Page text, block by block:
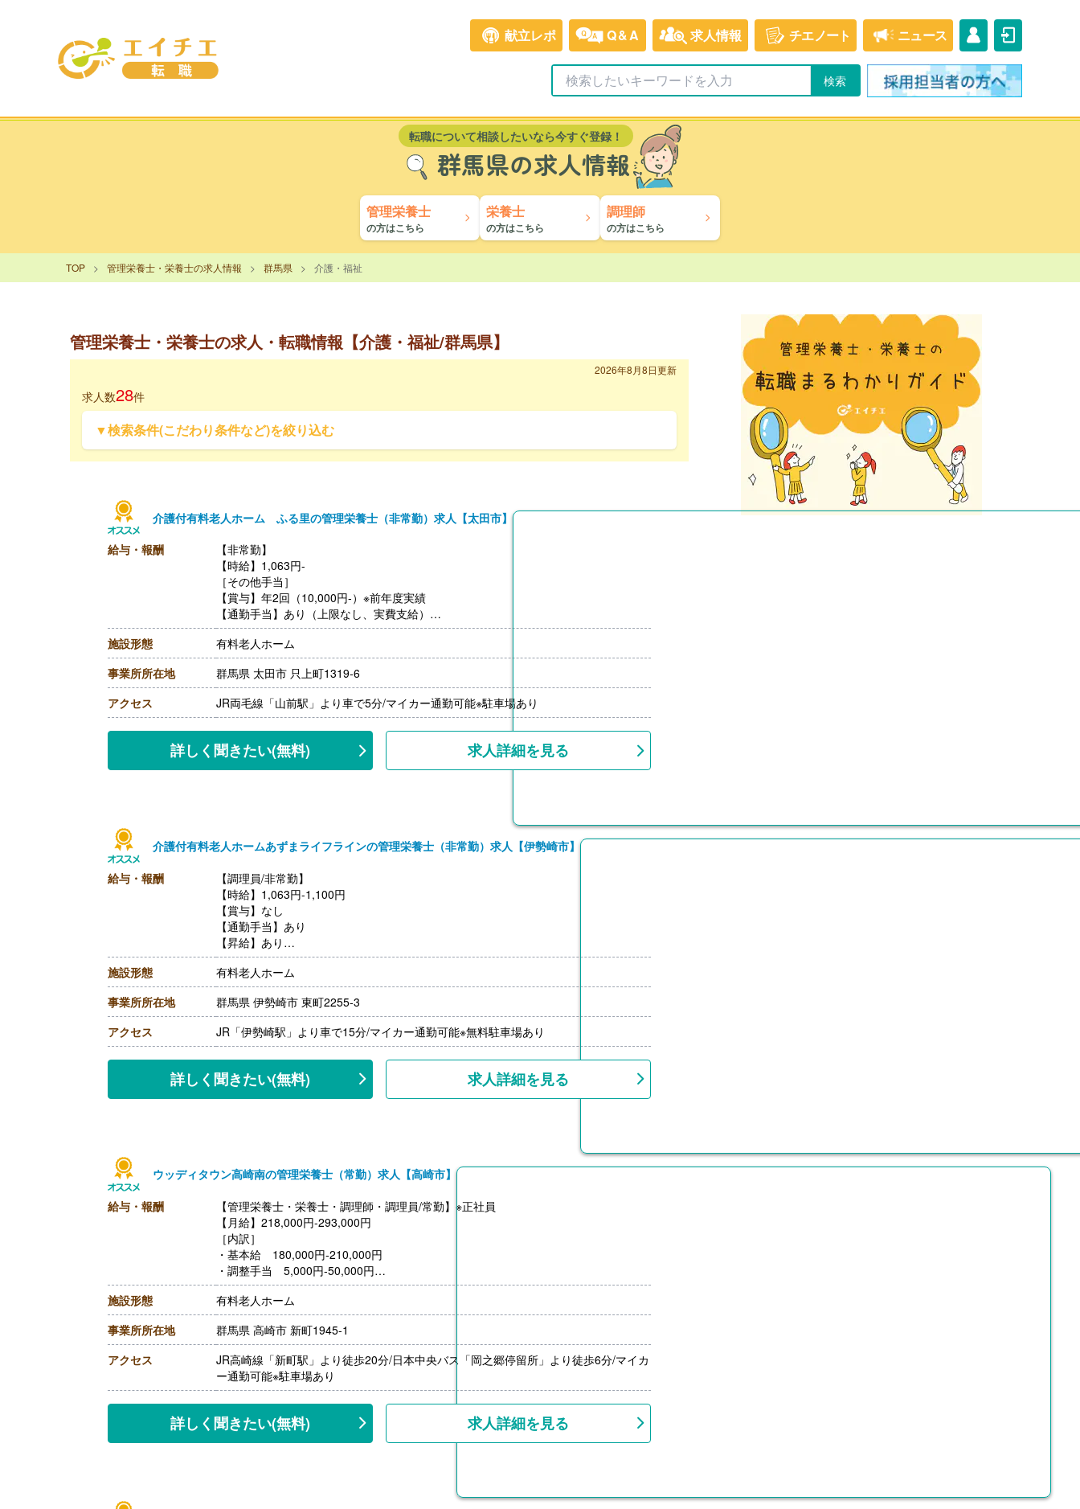
献立レポ Q&A 求人情報 チエノート ニュース
転職について相談したいなら今すぐ登録！
群馬県の求人情報
管理栄養士
の方はこちら
栄養士
の方はこちら
調理師
の方はこちら
TOP 管理栄養士・栄養士の求人情報 群馬県 介護・福祉
管理栄養士・栄養士の求人・転職情報【介護・福祉/群馬県】
2026年8月8日更新
求人数28件
▼検索条件(こだわり条件など)を絞り込む
介護付有料老人ホーム ふる里の管理栄養士（非常勤）求人【太田市】
給与・報酬
【非常勤】
【時給】1,063円-
［その他手当］
【賞与】年2回（10,000円-）※前年度実績
【通勤手当】あり（上限なし、実費支給）
【昇給】あり（1時間あたり10円-）※前年度実績
【退職金】なし
施設形態
有料老人ホーム
事業所所在地
群馬県 太田市 只上町1319-6
アクセス
JR両毛線「山前駅」より車で5分/マイカー通勤可能※駐車場あり
詳しく聞きたい(無料) 求人詳細を見る
介護付有料老人ホームあずまライフラインの管理栄養士（非常勤）求人【伊勢崎市】
給与・報酬
【調理員/非常勤】
【時給】1,063円-1,100円
【賞与】なし
【通勤手当】あり
【昇給】あり
【退職金】なし
施設形態
有料老人ホーム
事業所所在地
群馬県 伊勢崎市 東町2255-3
アクセス
JR「伊勢崎駅」より車で15分/マイカー通勤可能※無料駐車場あり
詳しく聞きたい(無料) 求人詳細を見る
ウッディタウン高崎南の管理栄養士（常勤）求人【高崎市】
給与・報酬
【管理栄養士・栄養士・調理師・調理員/常勤】※正社員
【月給】218,000円-293,000円
［内訳］
・基本給 180,000円‐210,000円
・調整手当 5,000円‐50,000円
［その他手当］
・管理者手当 20,000円
・資格手当 13,000円
※採用時の業務内容、資格による
【賞与】年2回（150,000円‐600,000円）※前年度実績
【通勤手当】あり（上限10,000円/月）
【昇給】あり（1月あたり500円‐1,500円）※前年度実績
施設形態
有料老人ホーム
事業所所在地
群馬県 高崎市 新町1945-1
アクセス
JR高崎線「新町駅」より徒歩20分/日本中央バス「岡之郷停留所」より徒歩6分/マイカ
ー通勤可能※駐車場あり
詳しく聞きたい(無料) 求人詳細を見る